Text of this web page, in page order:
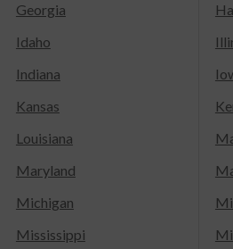
Georgia
Idaho
Indiana
Kansas
Louisiana
Maryland
Michigan
Mississippi